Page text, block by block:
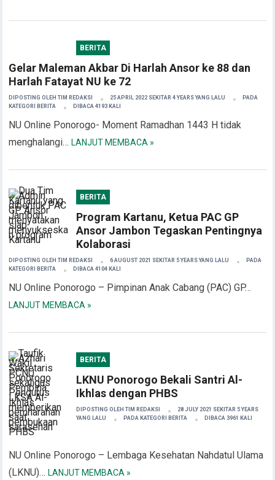
BERITA
Gelar Maleman Akbar Di Harlah Ansor ke 88 dan
Harlah Fatayat NU ke 72
DIPOSTING OLEHTIM REDAKSI 25 APRIL 2022 SEKITAR 4 YEARS YANG LALU
PADA
KATEGORI
BERITA DIBACA 4193 KALI
NU Online Ponorogo- Moment Ramadhan 1443 H tidak
menghalangi…LANJUT MEMBACA »
BERITA
Program Kartanu, Ketua PAC GP
Ansor Jambon Tegaskan Pentingnya
Kolaborasi
DIPOSTING OLEHTIM REDAKSI 6 AUGUST 2021 SEKITAR 5 YEARS YANG LALU
PADA
KATEGORI
BERITA DIBACA 4104 KALI
NU Online Ponorogo – Pimpinan Anak Cabang (PAC) GP…
LANJUT MEMBACA »
BERITA
LKNU Ponorogo Bekali Santri Al-
Ikhlas dengan PHBS
DIPOSTING OLEHTIM REDAKSI
28 JULY 2021 SEKITAR 5 YEARS
YANG LALU
PADA KATEGORI BERITA DIBACA 3961 KALI
NU Online Ponorogo – Lembaga Kesehatan Nahdatul Ulama
(LKNU)…LANJUT MEMBACA »